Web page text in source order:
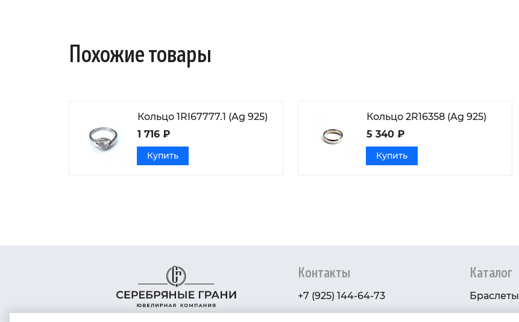
Похожие товары
Кольцо 1RI67777.1 (Ag 925)
1 716 ₽
Купить
Кольцо 2R16358 (Ag 925)
5 340 ₽
Купить
Контакты
+7 (925) 144-64-73
Каталог
Браслеты